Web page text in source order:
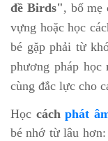
đề Birds", bố mẹ
vựng hoặc học
bé gặp phải từ
phương pháp
cùng đắc lực cho
Học cáchphát
bé nhớ từ lâu